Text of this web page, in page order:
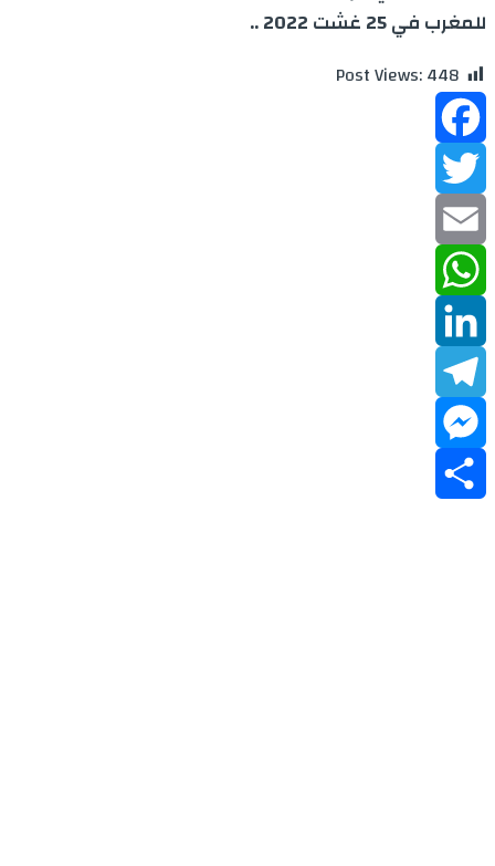
للمغرب في 25 غشت 2022 ..
Post Views:448
Facebook
Twitter
Email
WhatsApp
LinkedIn
Telegram
Messenger